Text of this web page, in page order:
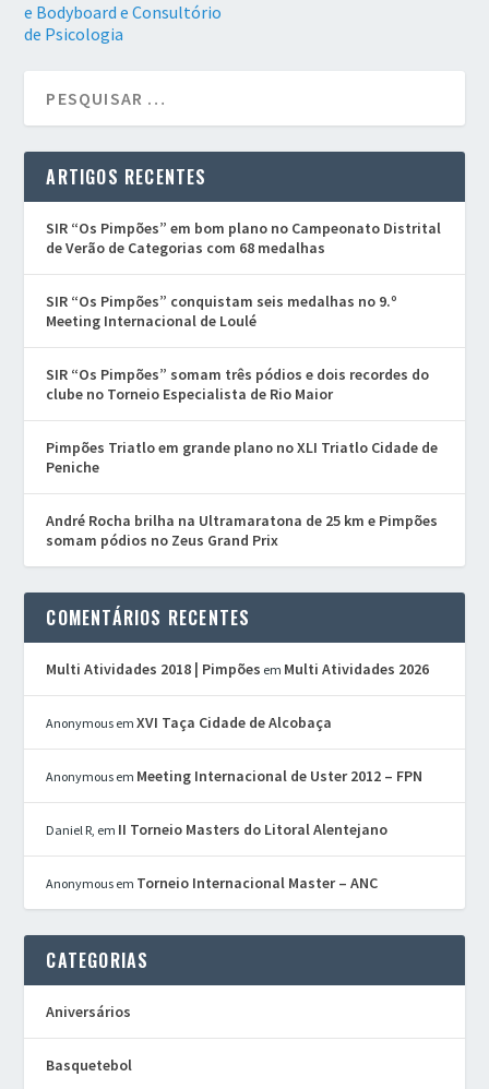
e Bodyboard e Consultório
de Psicologia
ARTIGOS RECENTES
SIR “Os Pimpões” em bom plano no Campeonato Distrital
de Verão de Categorias com 68 medalhas
SIR “Os Pimpões” conquistam seis medalhas no 9.º
Meeting Internacional de Loulé
SIR “Os Pimpões” somam três pódios e dois recordes do
clube no Torneio Especialista de Rio Maior
Pimpões Triatlo em grande plano no XLI Triatlo Cidade de
Peniche
André Rocha brilha na Ultramaratona de 25 km e Pimpões
somam pódios no Zeus Grand Prix
COMENTÁRIOS RECENTES
Multi Atividades 2018 | Pimpões em Multi Atividades 2026
Anonymous emXVI Taça Cidade de Alcobaça
Anonymous em Meeting Internacional de Uster 2012 – FPN
Daniel R, em II Torneio Masters do Litoral Alentejano
Anonymous em Torneio Internacional Master – ANC
CATEGORIAS
Aniversários
Basquetebol